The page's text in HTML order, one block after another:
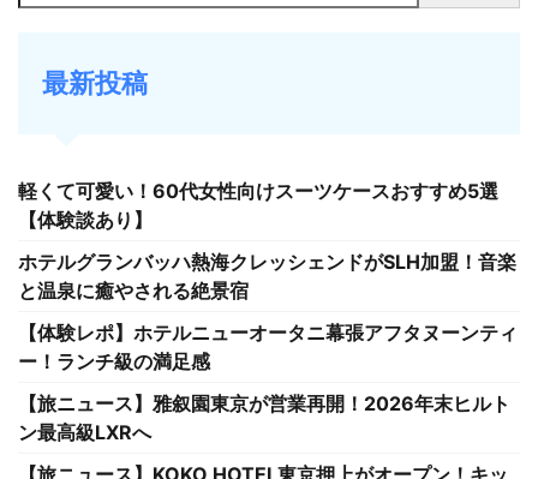
最新投稿
軽くて可愛い！60代女性向けスーツケースおすすめ5選
【体験談あり】
ホテルグランバッハ熱海クレッシェンドがSLH加盟！音楽
と温泉に癒やされる絶景宿
【体験レポ】ホテルニューオータニ幕張アフタヌーンティ
ー！ランチ級の満足感
【旅ニュース】雅叙園東京が営業再開！2026年末ヒルト
ン最高級LXRへ
【旅ニュース】KOKO HOTEL東京押上がオープン！キッ